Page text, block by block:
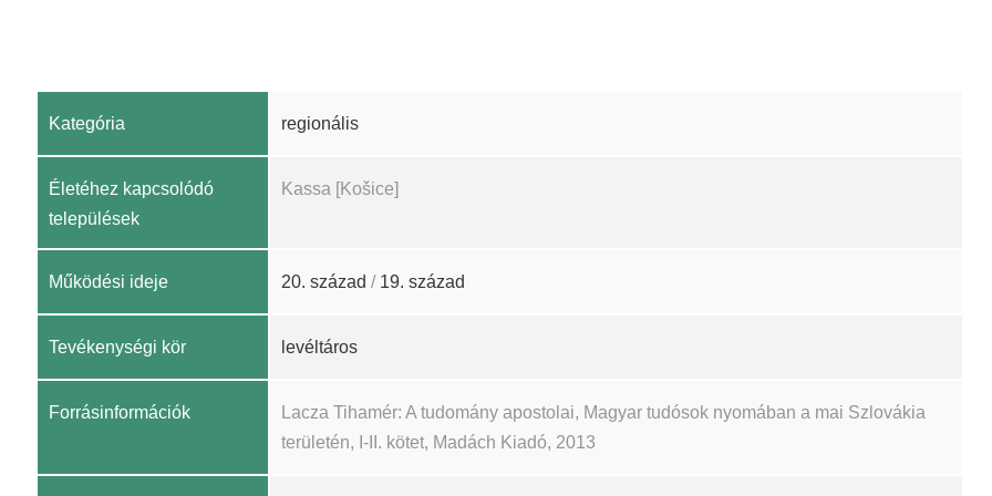
Kategória regionális
Életéhez kapcsolódó
települések
Kassa [Košice]
Működési ideje 20. század / 19. század
Tevékenységi kör levéltáros
Forrásinformációk
Lacza Tihamér: A tudomány apostolai, Magyar tudósok nyomában a mai Szlovákia
területén, I-II. kötet, Madách Kiadó, 2013